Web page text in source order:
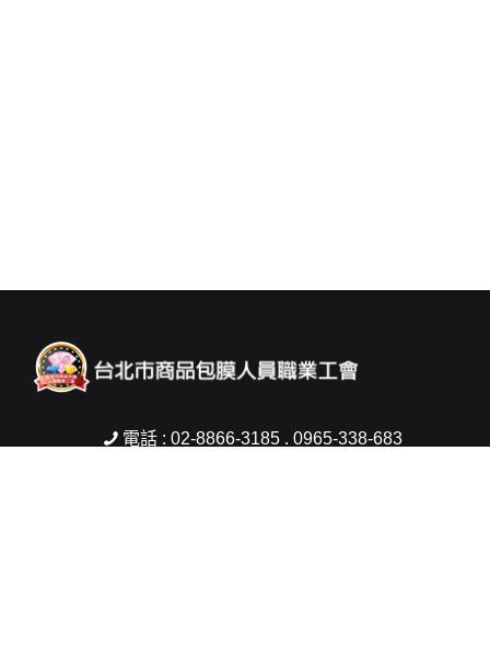
電話 : 02-8866-3185 . 0965-338-683